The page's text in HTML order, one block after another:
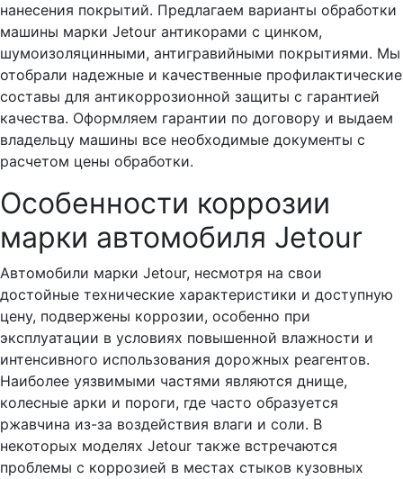
нанесения покрытий. Предлагаем варианты обработки
машины марки Jetour антикорами с цинком,
шумоизоляцинными, антигравийными покрытиями. Мы
отобрали надежные и качественные профилактические
составы для антикоррозионной защиты с гарантией
качества. Оформляем гарантии по договору и выдаем
владельцу машины все необходимые документы с
расчетом цены обработки.
Особенности коррозии
марки автомобиля Jetour
Автомобили марки Jetour, несмотря на свои
достойные технические характеристики и доступную
цену, подвержены коррозии, особенно при
эксплуатации в условиях повышенной влажности и
интенсивного использования дорожных реагентов.
Наиболее уязвимыми частями являются днище,
колесные арки и пороги, где часто образуется
ржавчина из-за воздействия влаги и соли. В
некоторых моделях Jetour также встречаются
проблемы с коррозией в местах стыков кузовных